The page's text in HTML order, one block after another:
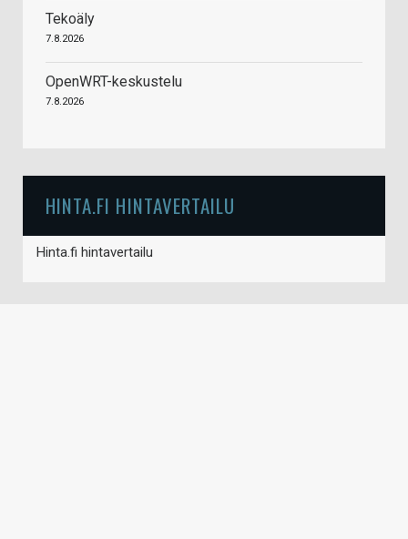
Tekoäly
7.8.2026
OpenWRT-keskustelu
7.8.2026
HINTA.FI HINTAVERTAILU
Hinta.fi hintavertailu